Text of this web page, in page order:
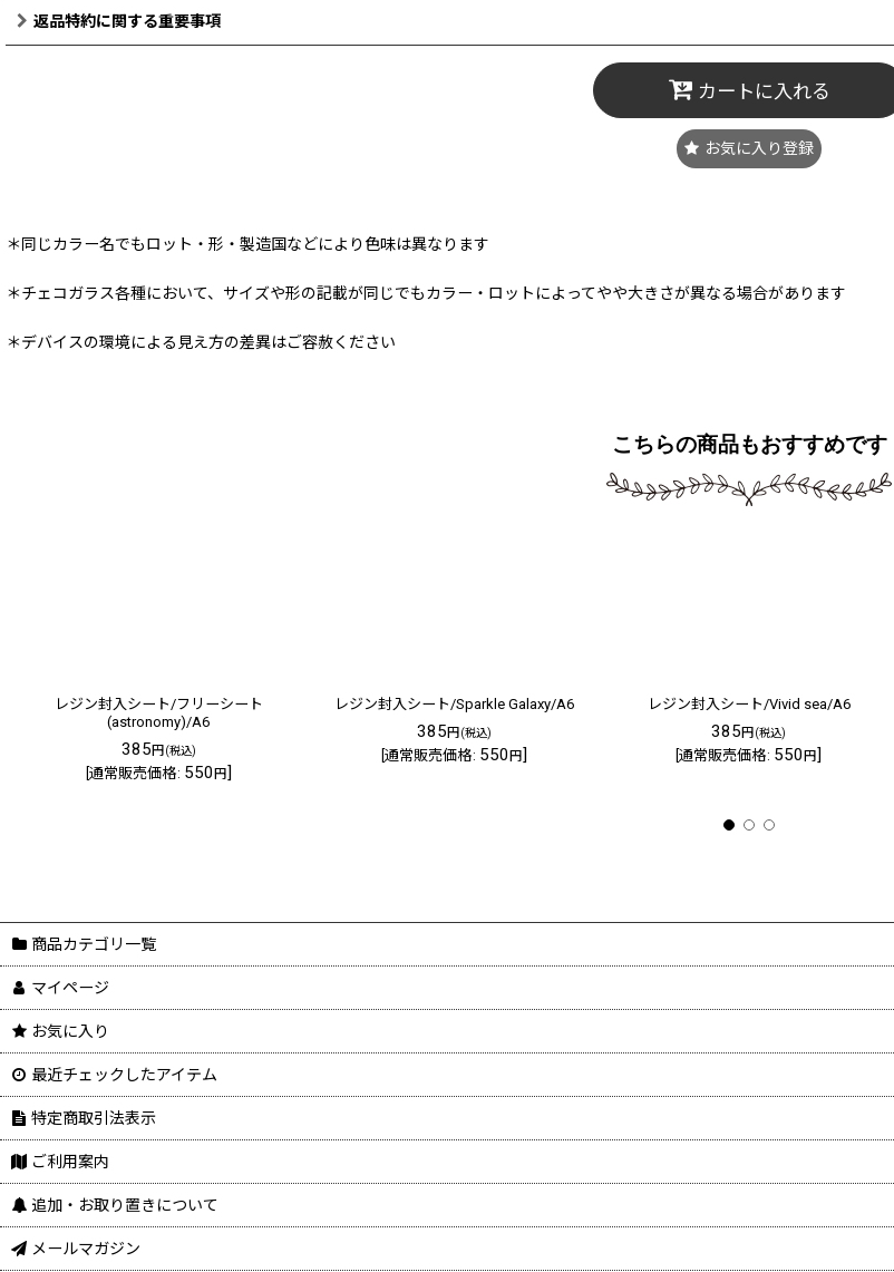
返品特約に関する重要事項
カートに入れる
お気に入り登録
＊同じカラー名でもロット・形・製造国などにより色味は異なります
＊チェコガラス各種において、サイズや形の記載が同じでもカラー・ロットによってやや大きさが異なる場合があります
＊デバイスの環境による見え方の差異はご容赦ください
こちらの商品もおすすめです
レジン封入シート/フリーシート
(astronomy)/A6
385円(税込)
通常販売価格: 550円]
レジン封入シート/Sparkle Galaxy/A6
385円(税込)
通常販売価格: 550円]
レジン封入シート/Vivid sea/A6
385円(税込)
[通常販売価格: 550円]
商品カテゴリ一覧
マイページ
お気に入り
最近チェックしたアイテム
特定商取引法表示
ご利用案内
追加・お取り置きについて
メールマガジン